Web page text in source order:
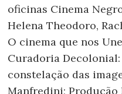
oficinas Cinema
Helena Theodoro,
O cinema que nos
Curadoria
constelação das
Manfredini; Produção